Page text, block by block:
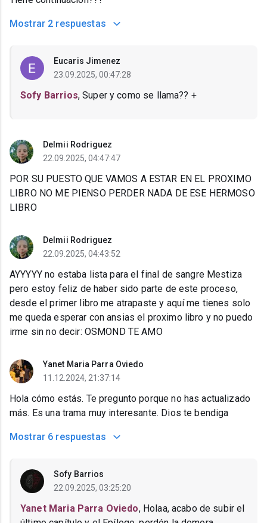
Mostrar 2 respuestas
Eucaris Jimenez
23.09.2025, 00:47:28
Sofy Barrios, Super y como se llama?? +
Delmii Rodriguez
22.09.2025, 04:47:47
POR SU PUESTO QUE VAMOS A ESTAR EN EL PROXIMO
LIBRO NO ME PIENSO PERDER NADA DE ESE HERMOSO
LIBRO
Delmii Rodriguez
22.09.2025, 04:43:52
AYYYYY no estaba lista para el final de sangre Mestiza
pero estoy feliz de haber sido parte de este proceso,
desde el primer libro me atrapaste y aquí me tienes solo
me queda esperar con ansias el proximo libro y no puedo
irme sin no decir: OSMOND TE AMO
Yanet Maria Parra Oviedo
11.12.2024, 21:37:14
Hola cómo estás. Te pregunto porque no has actualizado
más. Es una trama muy interesante. Dios te bendiga
Mostrar 6 respuestas
Sofy Barrios
22.09.2025, 03:25:20
Yanet Maria Parra Oviedo, Holaa, acabo de subir el